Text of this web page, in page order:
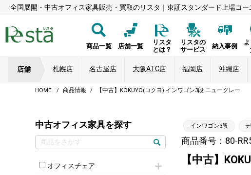
全国展開・中古オフィス家具販売・買取のリスタ｜東証スタンダード上場コ
商品一覧 店舗一覧
リスタ
とは？
リスタの
サービス
納入事例
店舗 札幌店 名古屋店 大阪ATC店 福岡店 沖縄店
HOME 商品情報 【中古】KOKUYO(コクヨ) インワゴン3段 ニューグレー
中古オフィス家具を探す
オフィスチェア
インワゴン3段
商品番号：80-
【中古】